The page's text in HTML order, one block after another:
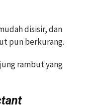
disisir, dan
pun berkurang.
rambut yang